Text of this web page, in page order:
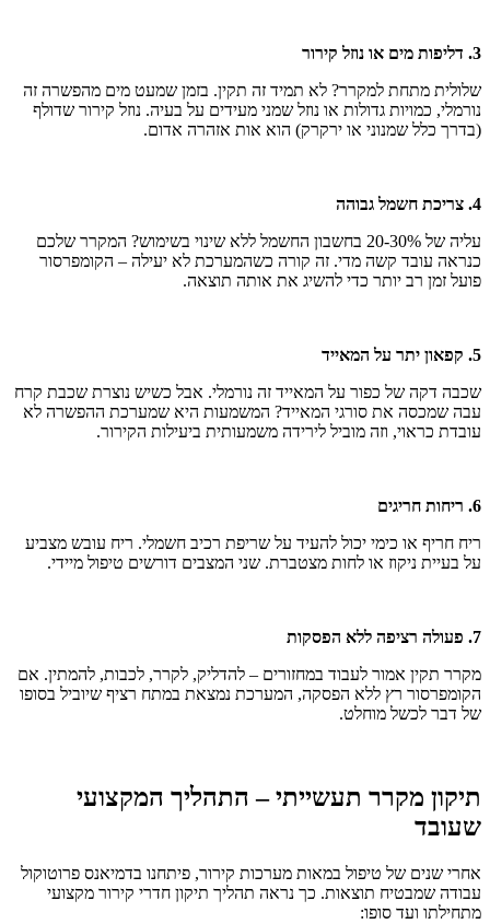
3. דליפות מים או נוזל קירור
שלולית מתחת למקרר? לא תמיד זה תקין. בזמן שמעט מים מהפשרה זה
נורמלי, כמויות גדולות או נוזל שמני מעידים על בעיה. נוזל קירור שדולף
(בדרך כלל שמנוני או ירקרק) הוא אות אזהרה אדום.
4. צריכת חשמל גבוהה
עליה של 20-30% בחשבון החשמל ללא שינוי בשימוש? המקרר שלכם
כנראה עובד קשה מדי. זה קורה כשהמערכת לא יעילה – הקומפרסור
פועל זמן רב יותר כדי להשיג את אותה תוצאה.
5. קפאון יתר על המאייד
שכבה דקה של כפור על המאייד זה נורמלי. אבל כשיש נוצרת שכבת קרח
עבה שמכסה את סורגי המאייד? המשמעות היא שמערכת ההפשרה לא
עובדת כראוי, וזה מוביל לירידה משמעותית ביעילות הקירור.
6. ריחות חריגים
ריח חריף או כימי יכול להעיד על שריפת רכיב חשמלי. ריח עובש מצביע
על בעיית ניקוז או לחות מצטברת. שני המצבים דורשים טיפול מיידי.
7. פעולה רציפה ללא הפסקות
מקרר תקין אמור לעבוד במחזורים – להדליק, לקרר, לכבות, להמתין. אם
הקומפרסור רץ ללא הפסקה, המערכת נמצאת במתח רציף שיוביל בסופו
של דבר לכשל מוחלט.
תיקון מקרר תעשייתי – התהליך המקצועי
שעובד
אחרי שנים של טיפול במאות מערכות קירור, פיתחנו בדמיאנס פרוטוקול
עבודה שמבטיח תוצאות. כך נראה תהליך תיקון חדרי קירור מקצועי
מתחילתו ועד סופו: